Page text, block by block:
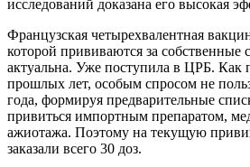
исследований доказана его высокая
Французская четырехвалентная
которой прививаются за собственные
актуальна. Уже поступила в ЦРБ. Как
прошлых лет, особым спросом не
года, формируя предварительные
привиться импортным препаратом,
ажиотажа. Поэтому на текущую
заказали всего 30 доз.